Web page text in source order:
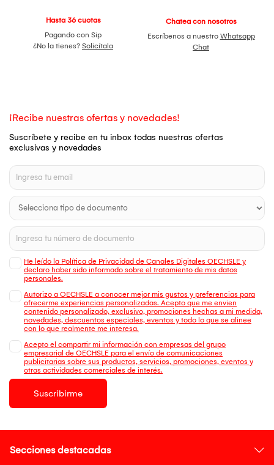
Hasta 36 cuotas
Pagando con Sip
¿No la tienes? Solicítala
Chatea con nosotros
Escríbenos a nuestro Whatsapp
Chat
¡Recibe nuestras ofertas y novedades!
Suscríbete y recibe en tu inbox todas nuestras ofertas
exclusivas y novedades
He leído la Política de Privacidad de Canales Digitales OECHSLE y
declaro haber sido informado sobre el tratamiento de mis datos
personales.
Autorizo a OECHSLE a conocer mejor mis gustos y preferencias para
ofrecerme experiencias personalizadas. Acepto que me envien
contenido personalizado, exclusivo, promociones hechas a mi medida,
novedades, descuentos especiales, eventos y todo lo que se alinee
con lo que realmente me interesa.
Acepto el compartir mi información con empresas del grupo
empresarial de OECHSLE para el envío de comunicaciones
publicitarias sobre sus productos, servicios, promociones, eventos y
otras actividades comerciales de interés.
Suscribirme
Secciones destacadas